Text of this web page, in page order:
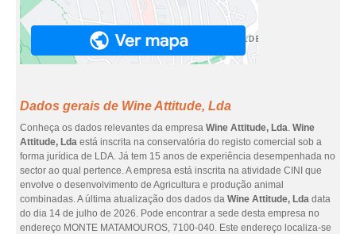
Dados gerais de Wine Attitude, Lda
Conheça os dados relevantes da empresa Wine Attitude, Lda. Wine
Attitude, Lda está inscrita na conservatória do registo comercial sob a
forma jurídica de LDA. Já tem 15 anos de experiência desempenhada no
sector ao qual pertence. A empresa está inscrita na atividade CINI que
envolve o desenvolvimento de Agricultura e produção animal
combinadas. A última atualização dos dados da Wine Attitude, Lda data
do dia 14 de julho de 2026. Pode encontrar a sede desta empresa no
endereço MONTE MATAMOUROS, 7100-040. Este endereço localiza-se